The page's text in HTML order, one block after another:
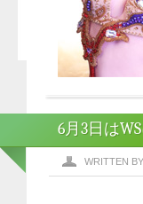
6月3日はWS
WRITTEN BY